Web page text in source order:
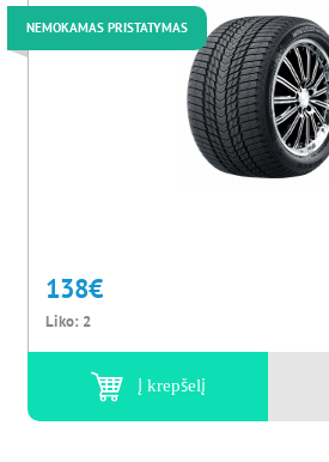
NEMOKAMAS PRISTATYMAS
138€
Liko: 2
Į krepšelį